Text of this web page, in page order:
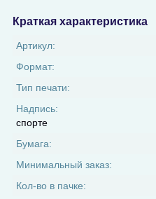
Краткая характеристика
Артикул:
Формат:
Тип печати:
Надпись:
спорте
Бумага:
Минимальный заказ:
Кол-во в пачке: